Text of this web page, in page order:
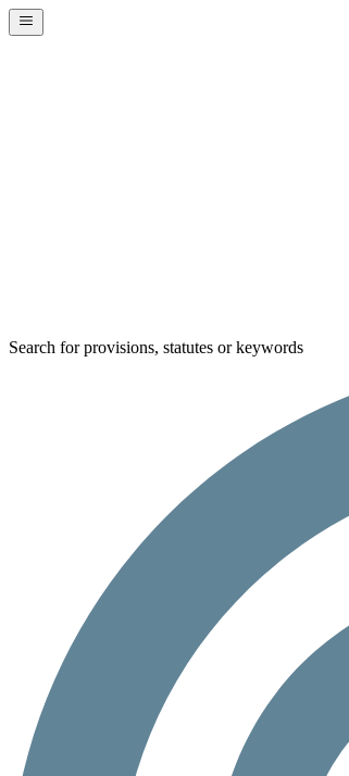
Search for provisions, statutes or keywords